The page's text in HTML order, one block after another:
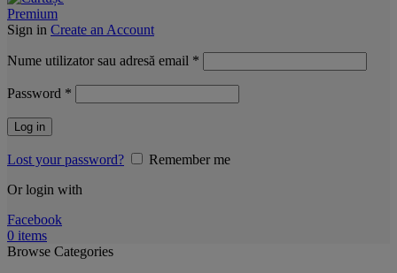
Sign in Create an Account
Nume utilizator sau adresă email *
Password *
Log in
Lost your password?
Remember me
Or login with
Facebook
0 items
Browse Categories